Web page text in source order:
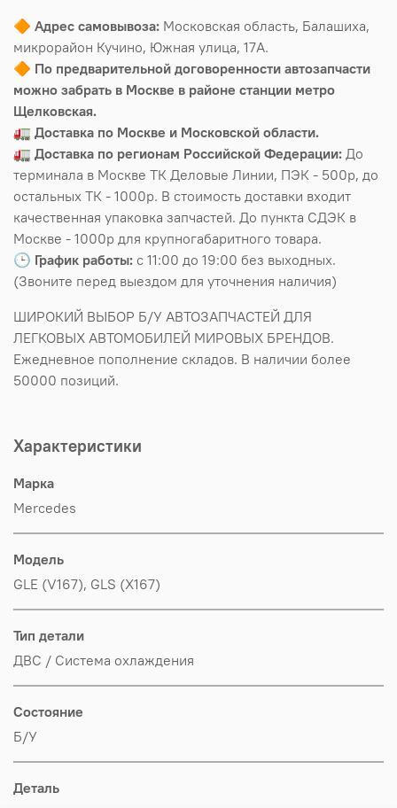
🔶 Адрес самовывоза: Московская область, Балашиха,
микрорайон Кучино, Южная улица, 17А.
🔶 По предварительной договоренности автозапчасти
можно забрать в Москве в районе станции метро
Щелковская.
🚛 Доставка по Москве и Московской области.
🚛 Доставка по регионам Российской Федерации: До
терминала в Москве ТК Деловые Линии, ПЭК - 500р, до
остальных ТК - 1000р. В стоимость доставки входит
качественная упаковка запчастей. До пункта СДЭК в
Москве - 1000р для крупногабаритного товара.
🕒 График работы: с 11:00 до 19:00 без выходных.
(Звоните перед выездом для уточнения наличия)
ШИРОКИЙ ВЫБОР Б/У АВТОЗАПЧАСТЕЙ ДЛЯ
ЛЕГКОВЫХ АВТОМОБИЛЕЙ МИРОВЫХ БРЕНДОВ.
Ежедневное пополнение складов. В наличии более
50000 позиций.
Характеристики
Марка
Mercedes
Модель
GLE (V167), GLS (X167)
Тип детали
ДВС / Система охлаждения
Состояние
Б/У
Деталь